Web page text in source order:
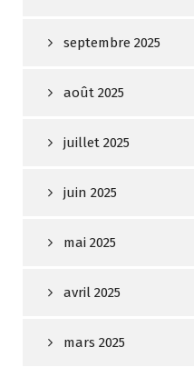
septembre 2025
août 2025
juillet 2025
juin 2025
mai 2025
avril 2025
mars 2025